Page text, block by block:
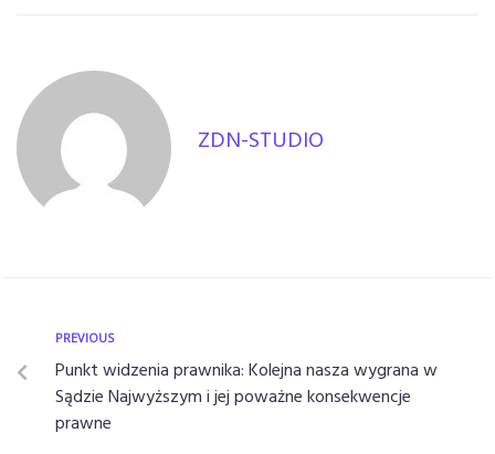
ZDN-STUDIO
PREVIOUS
Punkt widzenia prawnika: Kolejna nasza wygrana w
Sądzie Najwyższym i jej poważne konsekwencje
prawne